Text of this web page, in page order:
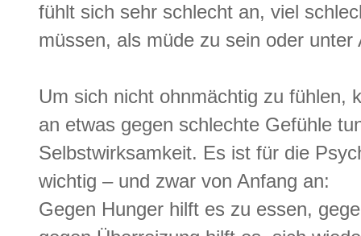
fühlt sich sehr schlecht an, viel
müssen, als müde zu sein oder unter
Um sich nicht ohnmächtig zu fühlen,
an etwas gegen schlechte Gefühle
Selbstwirksamkeit. Es ist für die
wichtig – und zwar von Anfang an:
Gegen Hunger hilft es zu essen,